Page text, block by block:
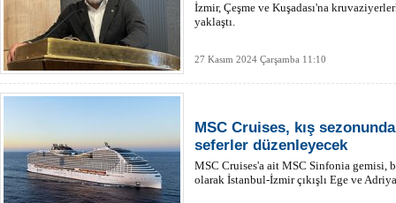
İzmir, Çeşme ve Kuşadası'na
yaklaştı.
27 Kasım 2024 Çarşamba 11:10
MSC Cruises, kış
seferler düzenleyecek
MSC Cruises'a ait MSC Sinfonia gemisi,
olarak İstanbul-İzmir çıkışlı Ege ve